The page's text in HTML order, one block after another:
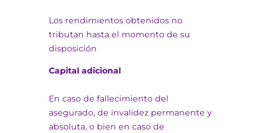
Los rendimientos obtenidos no
tributan hasta el momento de su
disposición
Capital adicional
En caso de fallecimiento del
asegurado, de invalidez permanente y
absoluta, o bien en caso de